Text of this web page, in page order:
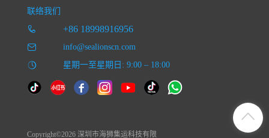
联络我们
+86 18998916956
info@sealionscn.com
星期一至星期日: 9:00 – 18:00
Copyright©2026 深圳市海狮集运科技有限